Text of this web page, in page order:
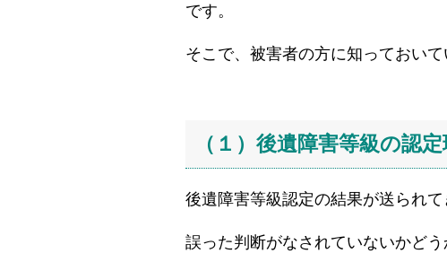
です。
そこで、被害者の方に知っておい
（１）後遺障害等級の認
後遺障害等級認定の結果が送られて
誤った判断がなされていないかどう